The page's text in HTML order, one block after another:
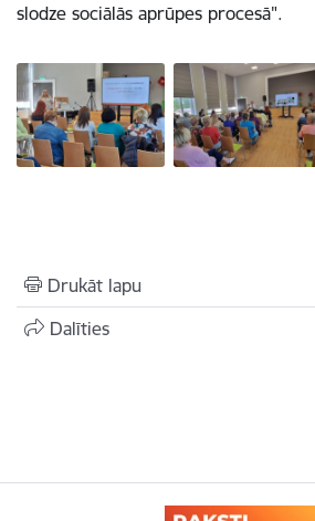
slodze sociālās aprūpes procesā".
Drukāt lapu
Dalīties